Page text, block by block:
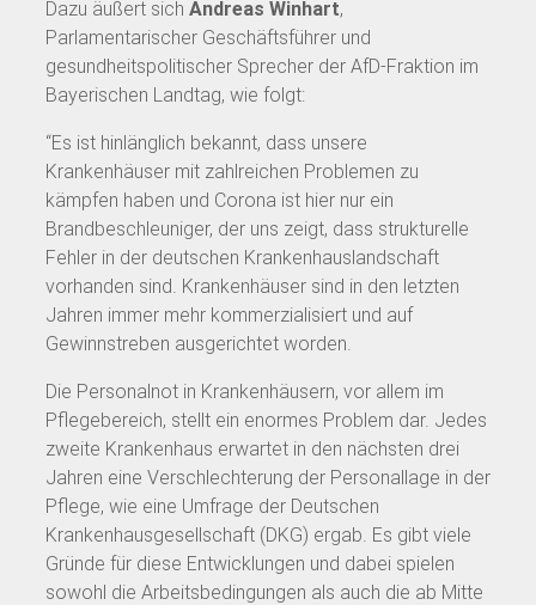
Dazu äußert sich Andreas Winhart,
Parlamentarischer Geschäftsführer und
gesundheitspolitischer Sprecher der AfD-Fraktion im
Bayerischen Landtag, wie folgt:
“Es ist hinlänglich bekannt, dass unsere
Krankenhäuser mit zahlreichen Problemen zu
kämpfen haben und Corona ist hier nur ein
Brandbeschleuniger, der uns zeigt, dass strukturelle
Fehler in der deutschen Krankenhauslandschaft
vorhanden sind. Krankenhäuser sind in den letzten
Jahren immer mehr kommerzialisiert und auf
Gewinnstreben ausgerichtet worden.
Die Personalnot in Krankenhäusern, vor allem im
Pflegebereich, stellt ein enormes Problem dar. Jedes
zweite Krankenhaus erwartet in den nächsten drei
Jahren eine Verschlechterung der Personallage in der
Pflege, wie eine Umfrage der Deutschen
Krankenhausgesellschaft (DKG) ergab. Es gibt viele
Gründe für diese Entwicklungen und dabei spielen
sowohl die Arbeitsbedingungen als auch die ab Mitte